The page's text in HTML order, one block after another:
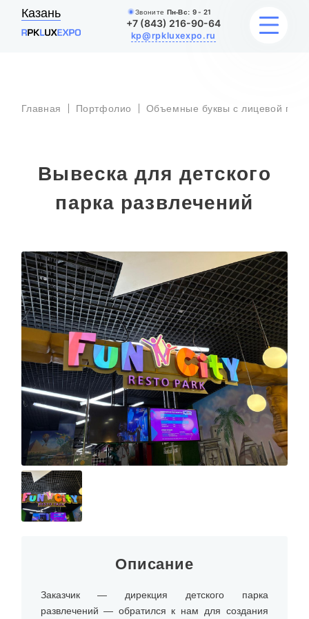
Казань Звоните Пн-Вс: 9 - 21
+7 (843) 216-90-64
kp@rpkluxexpo.ru
УСЛУГИ
АКЦИИ
БЛОГ
Главная Портфолио Объемные буквы с лицевой
Вывеска для детского
парка развлечений
Описание
Заказчик — дирекция детского парка
развлечений — обратился к нам для создания